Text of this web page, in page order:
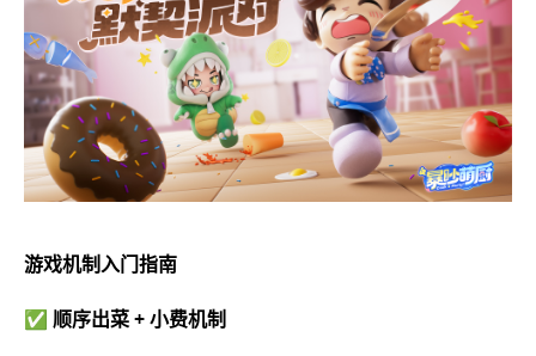
游戏机制入门指南
✅ 顺序出菜 + 小费机制